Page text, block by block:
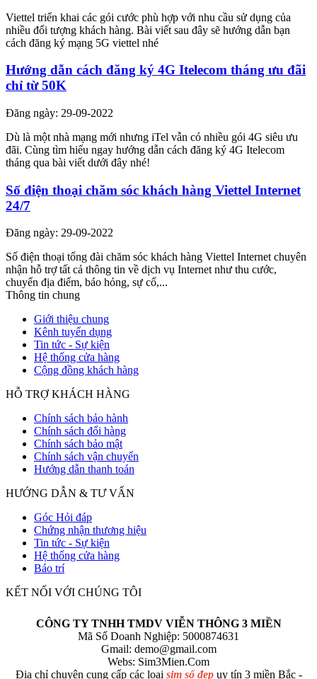
Viettel triển khai các gói cước phù hợp với nhu cầu sử dụng của
nhiều đối tượng khách hàng. Bài viết sau đây sẽ hướng dẫn bạn
cách đăng ký mạng 5G viettel nhé
Hướng dẫn cách đăng ký 4G Itelecom tháng ưu đãi
chỉ từ 50K
Đăng ngày: 29-09-2022
Dù là một nhà mạng mới nhưng iTel vẫn có nhiều gói 4G siêu ưu
đãi. Cùng tìm hiểu ngay hướng dẫn cách đăng ký 4G Itelecom
tháng qua bài viết dưới đây nhé!
Số điện thoại chăm sóc khách hàng Viettel Internet
24/7
Đăng ngày: 29-09-2022
Số điện thoại tổng đài chăm sóc khách hàng Viettel Internet chuyên
nhận hỗ trợ tất cả thông tin về dịch vụ Internet như thu cước,
chuyển địa điểm, báo hỏng, sự cố,...
Thông tin chung
Giới thiệu chung
Kênh tuyển dụng
Tin tức - Sự kiện
Hệ thống cửa hàng
Cộng đồng khách hàng
HỖ TRỢ KHÁCH HÀNG
Chính sách bảo hành
Chính sách đổi hàng
Chính sách bảo mật
Chính sách vận chuyển
Hướng dẫn thanh toán
HƯỚNG DẪN & TƯ VẤN
Góc Hỏi đáp
Chứng nhận thương hiệu
Tin tức - Sự kiện
Hệ thống cửa hàng
Báo trí
KẾT NỐI VỚI CHÚNG TÔI
CÔNG TY TNHH TMDV VIỄN THÔNG 3 MIỀN
Mã Số Doanh Nghiệp: 5000874631
Gmail: demo@gmail.com
Webs: Sim3Mien.Com
Địa chỉ chuyên cung cấp các loại sim số đẹpuy tín 3 miền Bắc -